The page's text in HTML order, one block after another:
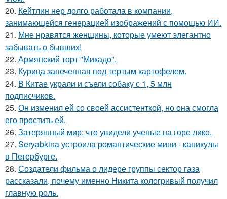
20. Кейтлин нер долго работала в компании,
занимающейся генерацией изображений с помощью ИИ.
21. Мне нравятся женщины, которые умеют элегантно
забывать о бывших!
22. Армянский торт "Микадо".
23. Курица запеченная под тертым картофелем.
24. В Китае украли и съели собаку с 1, 5 млн
подписчиков.
25. Он изменил ей со своей ассистенткой, но она смогла
его простить ей.
26. Затерянный мир: что увидели ученые на горе лико.
27. Seryabkina устроила романтические мини - каникулы
в Петербурге.
28. Создатели фильма о лидере группы сектор газа
рассказали, почему именно Никита кологривый получил
главную роль.